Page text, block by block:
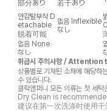
部分あり
若干あり
안감탈부착 D
etachable
脱着可能
없음 Inflexible
なし
없음 None
なし
취급시 주의사항 /
상품별로 기재된 소재에 해당하
수 있습니다.
클릭앤퍼니 모든 의류는 첫 세탁
Dry Clean is
建议在第一次洗涤时使用干